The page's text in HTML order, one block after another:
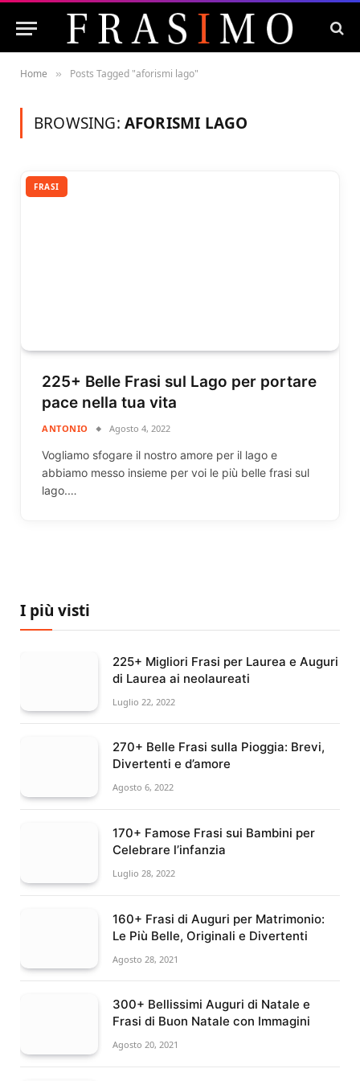
Home » Posts Tagged "aforismi lago"
BROWSING: AFORISMI LAGO
FRASI
225+ Belle Frasi sul Lago per portare
pace nella tua vita
ANTONIO Agosto 4, 2022
Vogliamo sfogare il nostro amore per il lago e
abbiamo messo insieme per voi le più belle frasi sul
lago.…
I più visti
225+ Migliori Frasi per Laurea e Auguri
di Laurea ai neolaureati
Luglio 22, 2022
270+ Belle Frasi sulla Pioggia: Brevi,
Divertenti e d’amore
Agosto 6, 2022
170+ Famose Frasi sui Bambini per
Celebrare l’infanzia
Luglio 28, 2022
160+ Frasi di Auguri per Matrimonio:
Le Più Belle, Originali e Divertenti
Agosto 28, 2021
300+ Bellissimi Auguri di Natale e
Frasi di Buon Natale con Immagini
Agosto 20, 2021